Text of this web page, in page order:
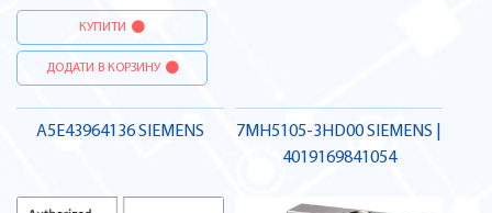
КУПИТИ
ДОДАТИ В КОРЗИНУ
A5E43964136 SIEMENS
7MH5105-3HD00 SIEMENS |
4019169841054